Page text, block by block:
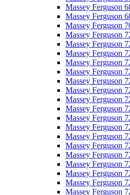
Massey Ferguson
Massey Ferguson
Massey Ferguson
Massey Ferguson
Massey Ferguson
Massey Ferguson
Massey Ferguson
Massey Ferguson
Massey Ferguson
Massey Ferguson
Massey Ferguson
Massey Ferguson
Massey Ferguson
Massey Ferguson
Massey Ferguson
Massey Ferguson
Massey Ferguson
Massey Ferguson
Massey Ferguson
Massey Ferguson
Massey Ferguson